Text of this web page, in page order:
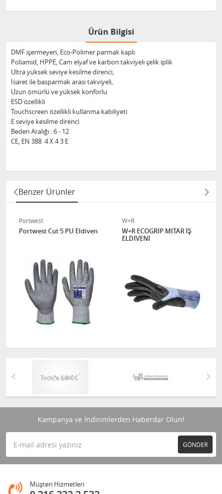
Ürün Bilgisi
DMF içermeyen, Eco-Polimer parmak kaplı
Poliamid, HPPE, Cam elyaf ve karbon takviyeli çelik iplik
Ultra yüksek seviye kesilme direnci,
İsaret ile basparmak arası takviyeli,
Uzun ömürlü ve yüksek konforlu
ESD özellikli
Touchscreen özellikli kullanma kabiliyeti
E seviye kesilme direnci
Beden Aralığı : 6 - 12
CE, EN 388 4 X 4 3 E
Benzer Ürünler
Portwest
Portwest Cut 5 PU Eldiven
W+R
W+R ECOGRIP MITAR İŞ
ELDİVENİ
Kampanya ve İndirimlerden Haberdar Olun!
GÖNDER
Müşteri Hizmetleri